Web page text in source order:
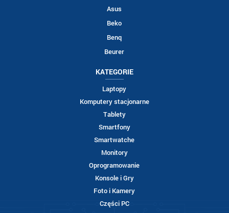
Asus
Beko
Benq
Beurer
KATEGORIE
Laptopy
Komputery stacjonarne
Tablety
Smartfony
Smartwatche
Monitory
Oprogramowanie
Konsole i Gry
Foto i Kamery
Części PC